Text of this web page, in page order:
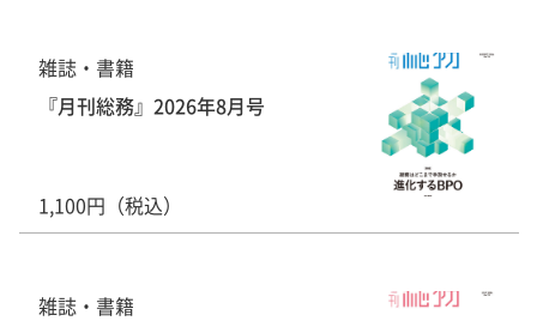
雑誌・書籍
『月刊総務』2026年8月号
1,100円（税込）
雑誌・書籍